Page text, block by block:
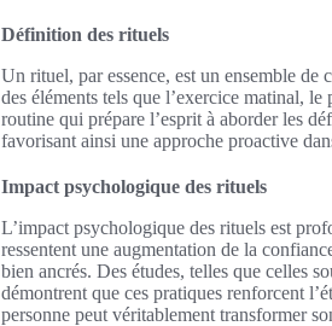
Définition des rituels
Un rituel, par essence, est un ensemble
des éléments tels que l’exercice matinal,
routine qui prépare l’esprit à aborder les
favorisant ainsi une approche proactive
Impact psychologique des rituels
L’impact psychologique des rituels est
ressentent une augmentation de la
bien ancrés. Des études, telles que celles
démontrent que ces pratiques renforcent
personne peut véritablement transformer